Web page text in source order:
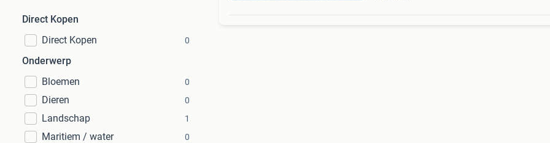
Direct Kopen
Direct Kopen
0
Onderwerp
Bloemen
0
Dieren 0
Landschap 1
Maritiem / water 0